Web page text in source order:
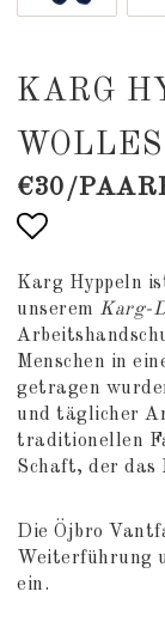
KARG
€30/
Add to
Karg Hyppeln
unserem Karg-
Menschen in
getragen
und täglicher
traditionellen
Schaft, der das
Die Öjbro
Weiterführung
ein.